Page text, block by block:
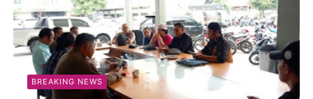
BREAKING NEWS